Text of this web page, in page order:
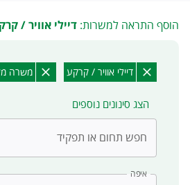
הוסף התראה למשרות: דיילי אוויר /
דיילי אוויר / קרקע משרה
הצג סינונים נוספים
חפש תחום או תפקיד
איפה